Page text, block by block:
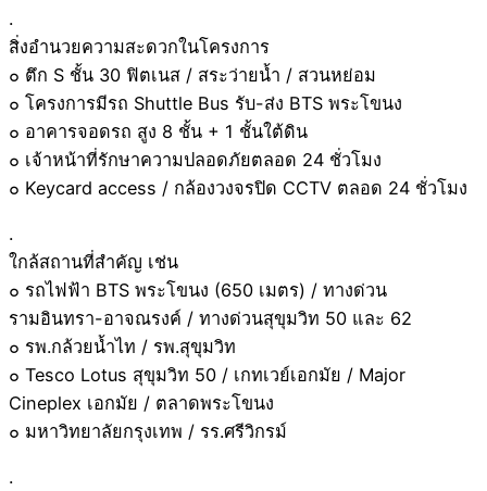
.
สิ่งอำนวยความสะดวกในโครงการ
๐ ตึก S ชั้น 30 ฟิตเนส / สระว่ายน้ำ / สวนหย่อม
๐ โครงการมีรถ Shuttle Bus รับ-ส่ง BTS พระโขนง
๐ อาคารจอดรถ สูง 8 ชั้น + 1 ชั้นใต้ดิน
๐ เจ้าหน้าที่รักษาความปลอดภัยตลอด 24 ชั่วโมง
๐ Keycard access / กล้องวงจรปิด CCTV ตลอด 24 ชั่วโมง
.
ใกล้สถานที่สำคัญ เช่น
๐ รถไฟฟ้า BTS พระโขนง (650 เมตร) / ทางด่วน
รามอินทรา-อาจณรงค์ / ทางด่วนสุขุมวิท 50 และ 62
๐ รพ.กล้วยน้ำไท / รพ.สุขุมวิท
๐ Tesco Lotus สุขุมวิท 50 / เกทเวย์เอกมัย / Major
Cineplex เอกมัย / ตลาดพระโขนง
๐ มหาวิทยาลัยกรุงเทพ / รร.ศรีวิกรม์
.